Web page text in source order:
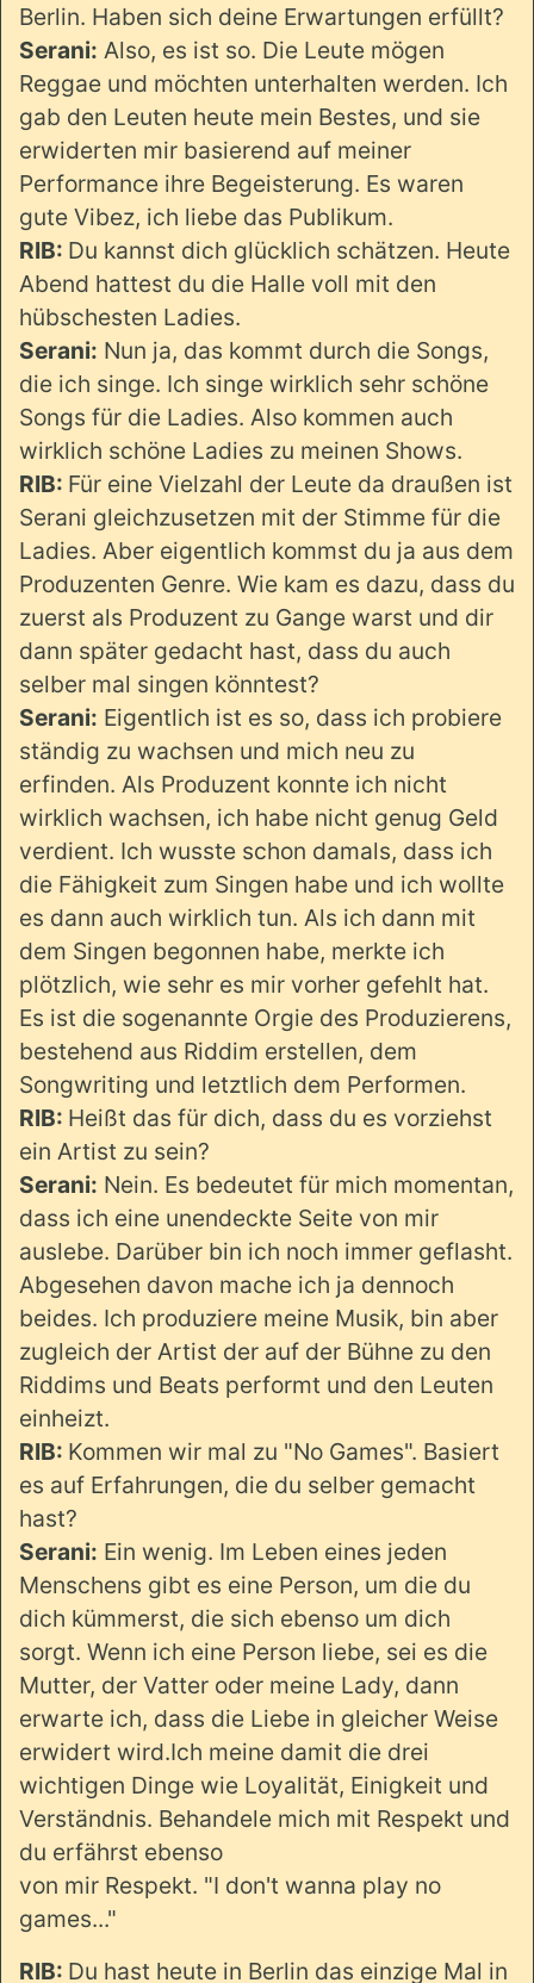
Berlin. Haben sich deine Erwartungen erfüllt?
Serani: Also, es ist so. Die Leute mögen
Reggae und möchten unterhalten werden. Ich
gab den Leuten heute mein Bestes, und sie
erwiderten mir basierend auf meiner
Performance ihre Begeisterung. Es waren
gute Vibez, ich liebe das Publikum.
RIB: Du kannst dich glücklich schätzen. Heute
Abend hattest du die Halle voll mit den
hübschesten Ladies.
Serani: Nun ja, das kommt durch die Songs,
die ich singe. Ich singe wirklich sehr schöne
Songs für die Ladies. Also kommen auch
wirklich schöne Ladies zu meinen Shows.
RIB: Für eine Vielzahl der Leute da draußen ist
Serani gleichzusetzen mit der Stimme für die
Ladies. Aber eigentlich kommst du ja aus dem
Produzenten Genre. Wie kam es dazu, dass du
zuerst als Produzent zu Gange warst und dir
dann später gedacht hast, dass du auch
selber mal singen könntest?
Serani: Eigentlich ist es so, dass ich probiere
ständig zu wachsen und mich neu zu
erfinden. Als Produzent konnte ich nicht
wirklich wachsen, ich habe nicht genug Geld
verdient. Ich wusste schon damals, dass ich
die Fähigkeit zum Singen habe und ich wollte
es dann auch wirklich tun. Als ich dann mit
dem Singen begonnen habe, merkte ich
plötzlich, wie sehr es mir vorher gefehlt hat.
Es ist die sogenannte Orgie des Produzierens,
bestehend aus Riddim erstellen, dem
Songwriting und letztlich dem Performen.
RIB: Heißt das für dich, dass du es vorziehst
ein Artist zu sein?
Serani: Nein. Es bedeutet für mich momentan,
dass ich eine unendeckte Seite von mir
auslebe. Darüber bin ich noch immer geflasht.
Abgesehen davon mache ich ja dennoch
beides. Ich produziere meine Musik, bin aber
zugleich der Artist der auf der Bühne zu den
Riddims und Beats performt und den Leuten
einheizt.
RIB: Kommen wir mal zu "No Games". Basiert
es auf Erfahrungen, die du selber gemacht
hast?
Serani: Ein wenig. Im Leben eines jeden
Menschens gibt es eine Person, um die du
dich kümmerst, die sich ebenso um dich
sorgt. Wenn ich eine Person liebe, sei es die
Mutter, der Vatter oder meine Lady, dann
erwarte ich, dass die Liebe in gleicher Weise
erwidert wird.Ich meine damit die drei
wichtigen Dinge wie Loyalität, Einigkeit und
Verständnis. Behandele mich mit Respekt und
du erfährst ebenso
von mir Respekt. "I don't wanna play no
games..."
RIB: Du hast heute in Berlin das einzige Mal in